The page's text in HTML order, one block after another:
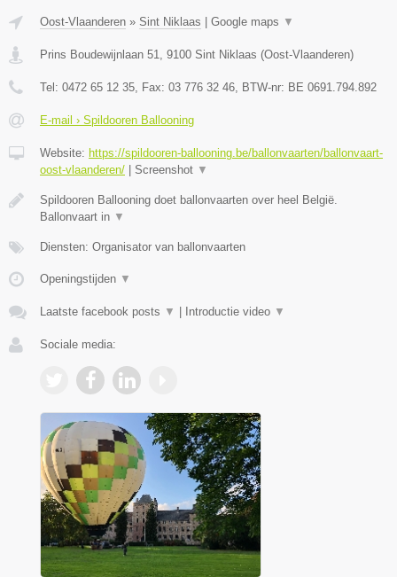
Oost-Vlaanderen » Sint Niklaas | Google maps ▼
Prins Boudewijnlaan 51 9100 Sint Niklaas (Oost-Vlaanderen)
Tel: 0472 65 12 35 , Fax: 03 776 32 46 , BTW-nr: BE 0691.794.892
E-mail › Spildooren Ballooning
Website: https://spildooren-ballooning.be/ballonvaarten/ballonvaart-
oost-vlaanderen/ | Screenshot ▼
Spildooren Ballooning doet ballonvaarten over heel België.
Ballonvaart in ▼
Diensten: Organisator van ballonvaarten
Openingstijden ▼
Laatste facebook posts ▼ | Introductie video ▼
Sociale media: